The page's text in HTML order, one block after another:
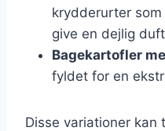
krydderurter
give en dejlig
Bagekartofler
fyldet for en
Disse variationer